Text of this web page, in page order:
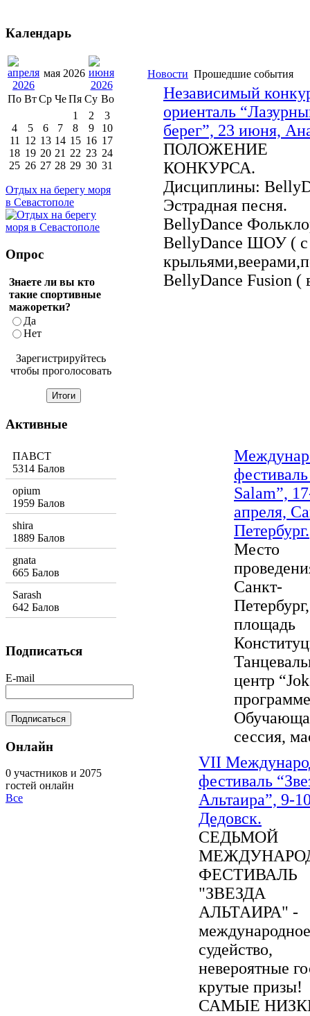
Новости Прошедшие события
Независимый
ориенталь
берег”, 23 июня,
ПОЛОЖЕНИЕ
КОНКУРСА.
Дисциплины:
Эстрадная песня.
BellyDance
BellyDance ШОУ ( с
BellyDance Fusion (
Salam”,
апреля,
Петербург.
Место
Санкт-
Петербург,
площадь
центр
сессия,
VII
фестиваль
Альтаира”, 9-
Дедовск.
СЕДЬМОЙ
ФЕСТИВАЛЬ
"ЗВЕЗДА
АЛЬТАИРА" -
международное
судейство,
невероятные
крутые призы!
САМЫЕ
Календарь
мая 2026
По Вт Ср Че Пя Су Во
1
2
3
4
5 6 7 8 9
10
11 12 13 14 15 16 17
18 19 20 21 22 23 24
25 26 27 28 29 30 31
Отдых на берегу моря
в Севастополе
Опрос
Знаете ли вы кто
такие спортивные
мажоретки?
Да
Нет
Зарегистрируйтесь
чтобы проголосовать
Активные
ПАВСТ
5314 Балов
opium
1959 Балов
shira
1889 Балов
gnata
665 Балов
Sarash
642 Балов
Подписаться
E-mail
Онлайн
0 участников и 2075
гостей онлайн
Все